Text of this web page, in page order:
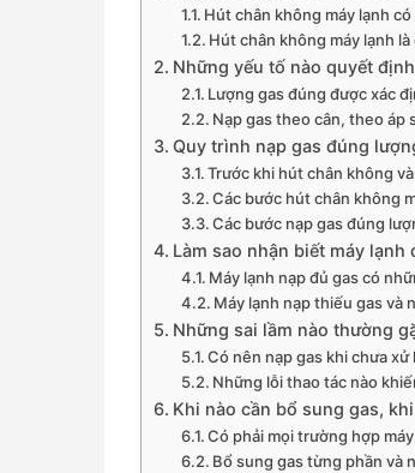
Hút chân không máy lạnh
Hút chân không máy lạnh
Những yếu tố nào quyết
Lượng gas đúng được xác
Nạp gas theo cân, theo áp
Quy trình nạp gas đúng
Trước khi hút chân không
Các bước hút chân không
Các bước nạp gas đúng
Làm sao nhận biết máy
Máy lạnh nạp đủ gas có
Máy lạnh nạp thiếu gas và
Những sai lầm nào thường
Có nên nạp gas khi chưa
Những lỗi thao tác nào
Khi nào cần bổ sung gas,
Có phải mọi trường hợp
Bổ sung gas từng phần và